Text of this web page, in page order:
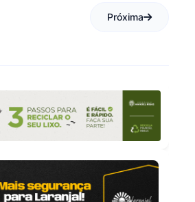
Próxima